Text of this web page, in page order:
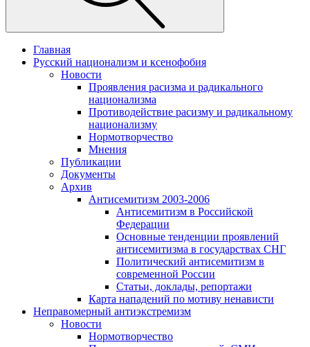
Главная
Русский национализм и ксенофобия
Новости
Проявления расизма и радикального
национализма
Противодействие расизму и радикальному
национализму
Нормотворчество
Мнения
Публикации
Документы
Архив
Антисемитизм 2003-2006
Антисемитизм в Российской
Федерации
Основные тенденции проявлений
антисемитизма в государствах СНГ
Политический антисемитизм в
современной России
Статьи, доклады, репортажи
Карта нападений по мотиву ненависти
Неправомерный антиэкстремизм
Новости
Нормотворчество